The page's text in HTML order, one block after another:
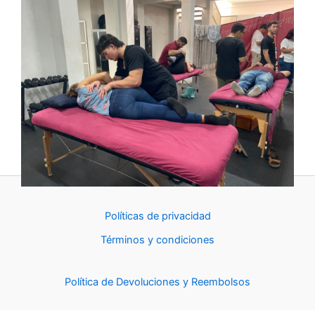
Políticas de privacidad
Términos y condiciones
Política de Devoluciones y Reembolsos